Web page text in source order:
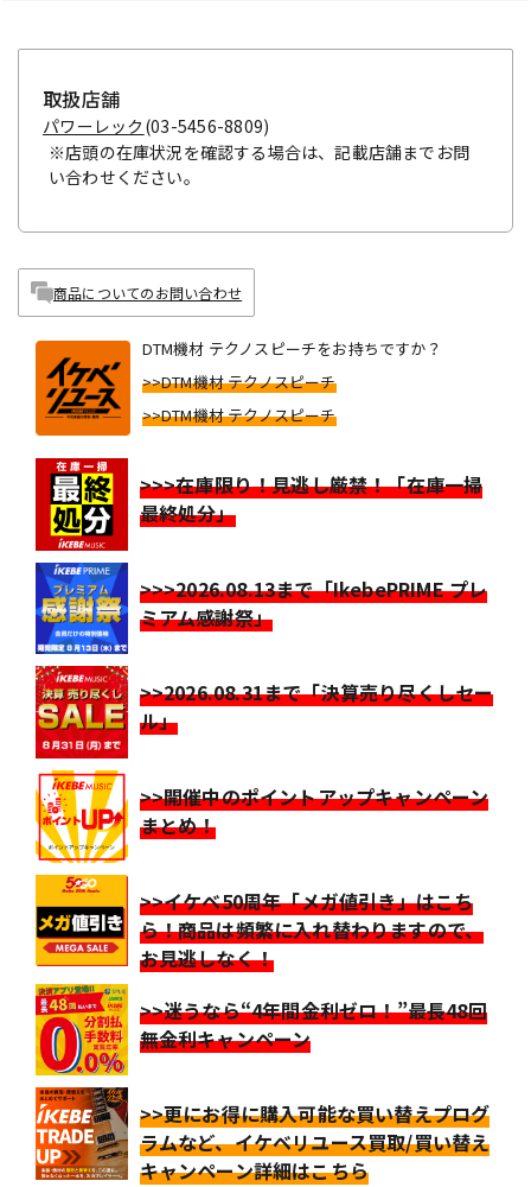
取扱店舗
パワーレック (03-5456-8809)
※店頭の在庫状況を確認する場合は、記載店舗までお問
い合わせください。
商品についてのお問い合わせ
DTM機材 テクノスピーチをお持ちですか？
>>DTM機材 テクノスピーチ
>>DTM機材 テクノスピーチ
>>>在庫限り！見逃し厳禁！「在庫一掃
最終処分」
>>>2026.08.13まで「IkebePRIME プレ
ミアム感謝祭」
>>2026.08.31まで「決算売り尽くしセー
ル」
>>開催中のポイントアップキャンペーン
まとめ！
>>イケベ50周年「メガ値引き」はこち
ら！商品は頻繁に入れ替わりますので、
お見逃しなく！
>>迷うなら“4年間金利ゼロ！”最長48回
無金利キャンペーン
>>更にお得に購入可能な買い替えプログ
ラムなど、イケベリユース買取/買い替え
キャンペーン詳細はこちら